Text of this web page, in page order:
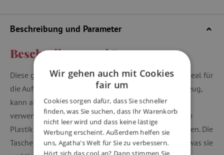
Beschreibung und Parameter
Beschreibung und Parameter
Diese große Aufbewahrungstasche mit Kirschen ist ideal für
die Aufbewahrung von Kleidung, Decken und Spielzeug,
kann aber auch ideal als Strand- oder Badetasche
verwendet werden. Die Tasche besteht aus recyceltem
Plastik und wird mit einem Reißverschluss geschlossen. Die
Tasche kann auch leicht zusammengefaltet werden, was sie
Wir gehen auch mit Cookies
fair um
Cookies sorgen dafür, dass Sie schneller
finden, was Sie suchen, dass Ihr Warenkorb
nicht leer wird und dass keine lästige
Werbung erscheint. Außerdem helfen sie
uns, Agatha's Welt für Sie zu verbessern.